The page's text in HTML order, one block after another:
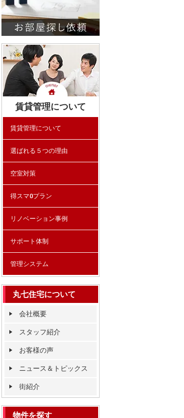
賃貸管理について
賃貸管理について
選ばれる５つの理由
空室対策
得スマ0プラン
リノベーション事例
サポート体制
管理システム
丸七住宅について
会社概要
スタッフ紹介
お客様の声
ニュース＆トピックス
街紹介
物件を探す